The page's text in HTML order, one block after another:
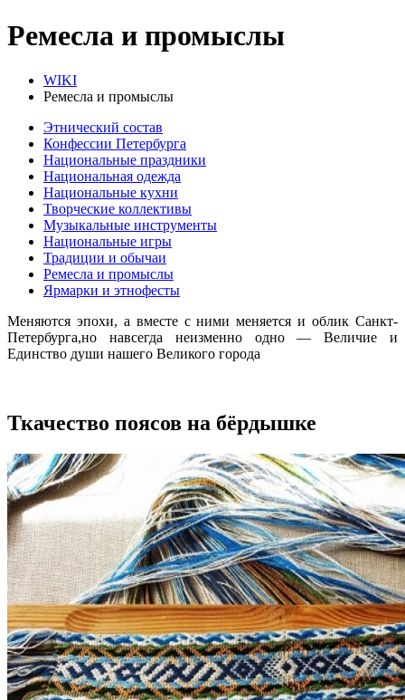
Ремесла и промыслы
WIKI
Ремесла и промыслы
Этнический состав
Конфессии Петербурга
Национальные праздники
Национальная одежда
Национальные кухни
Творческие коллективы
Музыкальные инструменты
Национальные игры
Традиции и обычаи
Ремесла и промыслы
Ярмарки и этнофесты
Меняются эпохи, а вместе с ними меняется и облик Санкт-
Петербурга,но навсегда неизменно одно — Величие и
Единство души нашего Великого города
Ткачество поясов на бёрдышке